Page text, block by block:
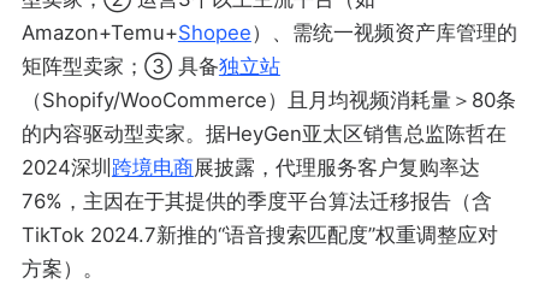
Amazon+Temu+Shopee）、需统一视频资产库管理的
矩阵型卖家；③ 具备独立站
（Shopify/WooCommerce）且月均视频消耗量＞80条
的内容驱动型卖家。据HeyGen亚太区销售总监陈哲在
2024深圳 跨境电商展披露，代理服务客户复购率达
76%，主因在于其提供的季度平台算法迁移报告（含
TikTok 2024.7新推的“语音搜索匹配度”权重调整应对
方案）。